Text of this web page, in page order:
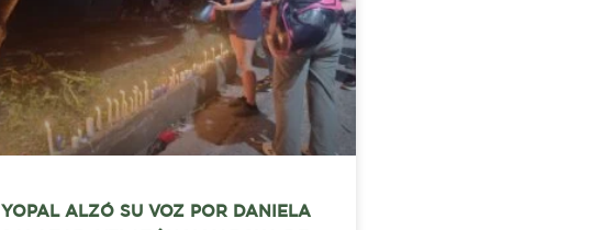
YOPAL ALZÓ SU VOZ POR DANIELA